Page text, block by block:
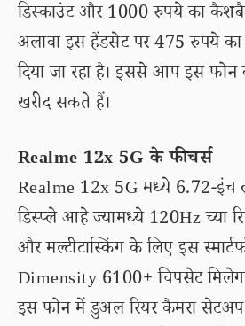
डिस्काउंट और 1000 रुपये का
अलावा इस हैंडसेट पर 475 रुपये
दिया जा रहा है। इससे आप इस
खरीद सकते हैं।
Realme 12x 5G के फीचर्स
Realme 12x 5G मध्ये 6.72-इंच
डिस्प्ले आहे ज्यामध्ये 120Hz च्या
और मल्टीटास्किंग के लिए इस
Dimensity 6100+ चिपसेट
इस फोन में डुअल रियर कैमरा